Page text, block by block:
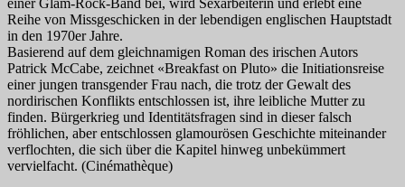
Reihe von Missgeschicken in der lebendigen englischen Hauptstadt
in den 1970er Jahre.
Basierend auf dem gleichnamigen Roman des irischen Autors
Patrick McCabe, zeichnet «Breakfast on Pluto» die Initiationsreise
einer jungen transgender Frau nach, die trotz der Gewalt des
nordirischen Konflikts entschlossen ist, ihre leibliche Mutter zu
finden. Bürgerkrieg und Identitätsfragen sind in dieser falsch
fröhlichen, aber entschlossen glamourösen Geschichte miteinander
verflochten, die sich über die Kapitel hinweg unbekümmert
vervielfacht. (Cinémathèque)